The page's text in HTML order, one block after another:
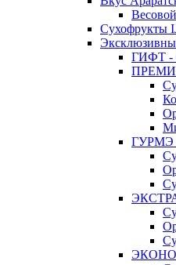
Весовой
Сухофрукты
ГИФТ -
ГУРМЭ